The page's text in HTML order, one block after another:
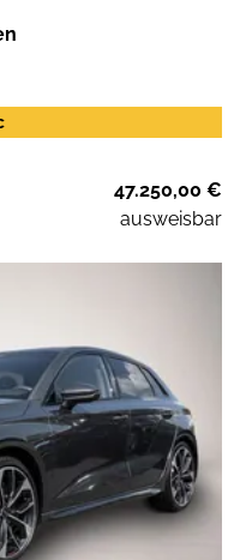
47.250,00 €
ausweisbar